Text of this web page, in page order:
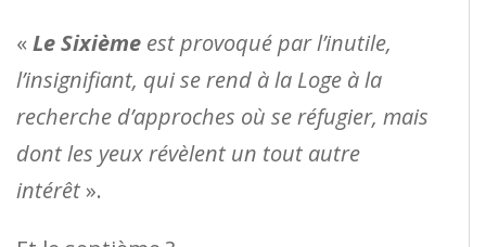
«Le Sixième est provoqué par l’inutile,
l’insignifiant, qui se rend à la Loge à la
recherche d’approches où se réfugier, mais
dont les yeux révèlent un tout autre
intérêt».